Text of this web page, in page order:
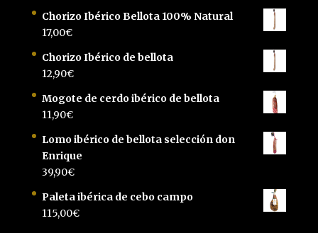
Chorizo Ibérico Bellota 100% Natural
17,00€
Chorizo Ibérico de bellota
12,90€
Mogote de cerdo ibérico de bellota
11,90€
Lomo ibérico de bellota selección don
Enrique
39,90€
Paleta ibérica de cebo campo
115,00€